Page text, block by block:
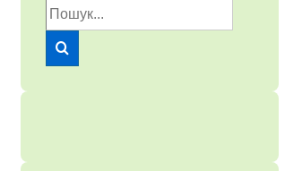
Пошук
для: